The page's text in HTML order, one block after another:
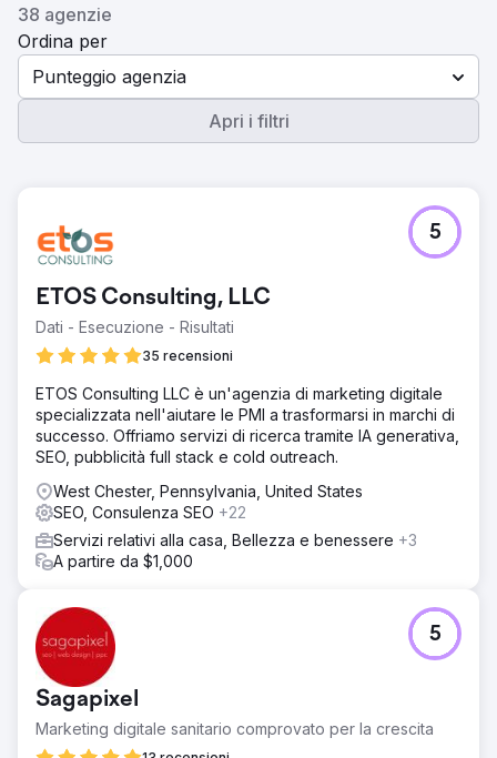
38 agenzie
Ordina per
Punteggio agenzia
Apri i filtri
ETOS Consulting, LLC
Dati - Esecuzione - Risultati
35 recensioni
5
ETOS Consulting LLC è un'agenzia di marketing digitale
specializzata nell'aiutare le PMI a trasformarsi in marchi di
successo. Offriamo servizi di ricerca tramite IA generativa,
SEO, pubblicità full stack e cold outreach.
West Chester, Pennsylvania, United States
SEO, Consulenza SEO +22
Servizi relativi alla casa, Bellezza e benessere +3
A partire da $1,000
Sagapixel
Marketing digitale sanitario comprovato per la crescita
5